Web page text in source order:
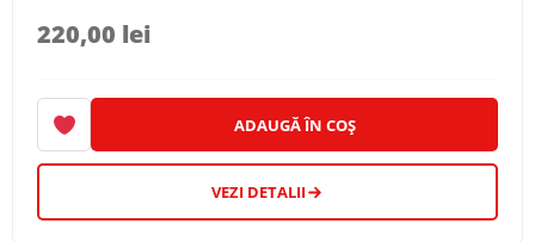
220,00 lei
ADAUGĂ ÎN COȘ
VEZI DETALII